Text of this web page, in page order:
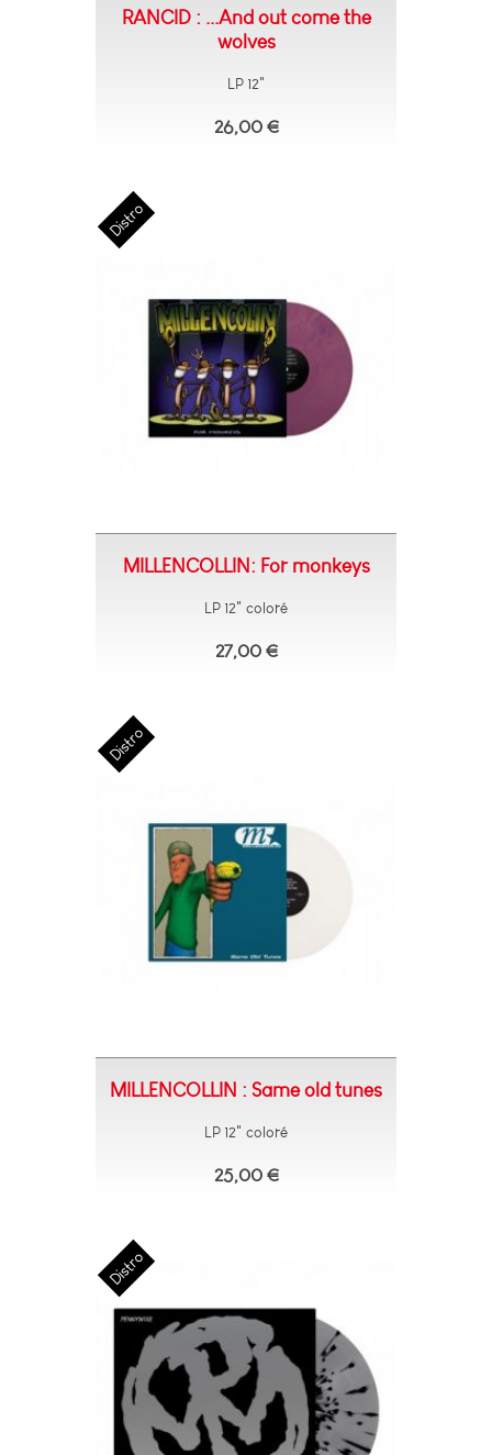
RANCID : ...And out come the
wolves
LP 12"
26,00 €
MILLENCOLLIN: For monkeys
LP 12" coloré
27,00 €
MILLENCOLLIN : Same old tunes
LP 12" coloré
25,00 €